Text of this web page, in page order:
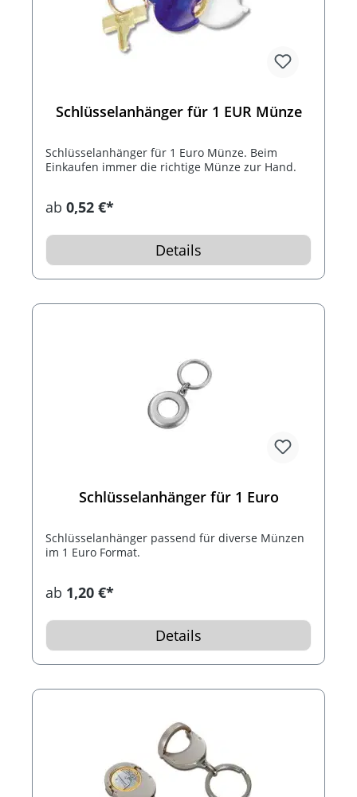
Schlüsselanhänger für 1 EUR Münze
Schlüsselanhänger für 1 Euro Münze. Beim
Einkaufen immer die richtige Münze zur Hand.
ab 0,52 €*
Details
Schlüsselanhänger für 1 Euro
Schlüsselanhänger passend für diverse Münzen
im 1 Euro Format.
ab 1,20 €*
Details